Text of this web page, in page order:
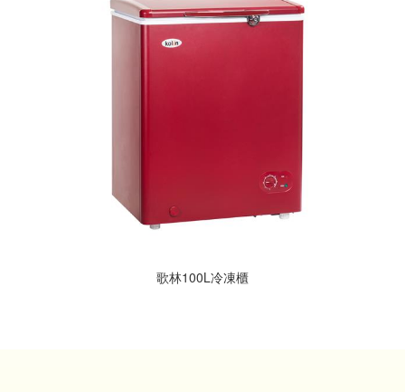
歌林100L冷凍櫃